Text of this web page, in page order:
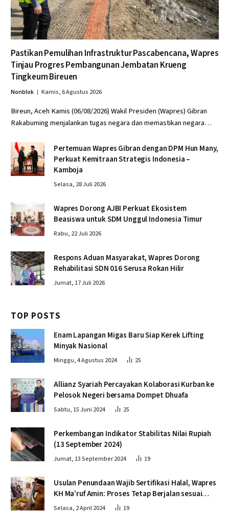
Pastikan Pemulihan Infrastruktur Pascabencana, Wapres
Tinjau Progres Pembangunan Jembatan Krueng
Tingkeum Bireuen
Nonblok Kamis, 6 Agustus 2026
Bireun, Aceh Kamis (06/08/2026) Wakil Presiden (Wapres) Gibran
Rakabuming menjalankan tugas negara dan memastikan negara…
Pertemuan Wapres Gibran dengan DPM Hun Many,
Perkuat Kemitraan Strategis Indonesia –
Kamboja
Selasa, 28 Juli 2026
Wapres Dorong AJBI Perkuat Ekosistem
Beasiswa untuk SDM Unggul Indonesia Timur
Rabu, 22 Juli 2026
Respons Aduan Masyarakat, Wapres Dorong
Rehabilitasi SDN 016 Serusa Rokan Hilir
Jumat, 17 Juli 2026
TOP POSTS
Enam Lapangan Migas Baru Siap Kerek Lifting
Minyak Nasional
Minggu, 4 Agustus 2024 25
Allianz Syariah Percayakan Kolaborasi Kurban ke
Pelosok Negeri bersama Dompet Dhuafa
Sabtu, 15 Juni 2024 25
Perkembangan Indikator Stabilitas Nilai Rupiah
(13 September 2024)
Jumat, 13 September 2024 19
Usulan Penundaan Wajib Sertifikasi Halal, Wapres
KH Ma’ruf Amin: Proses Tetap Berjalan sesuai
Penahapan
Selasa, 2 April 2024 19